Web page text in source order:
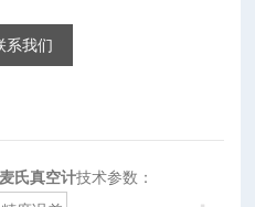
系我们
氏真空计技术参数：